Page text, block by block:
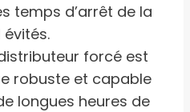
temps d’arrêt de la
forcé est
robuste et capable
longues heures de